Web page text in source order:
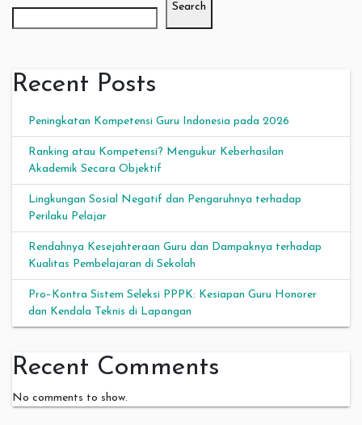
Search
Recent Posts
Peningkatan Kompetensi Guru Indonesia pada 2026
Ranking atau Kompetensi? Mengukur Keberhasilan
Akademik Secara Objektif
Lingkungan Sosial Negatif dan Pengaruhnya terhadap
Perilaku Pelajar
Rendahnya Kesejahteraan Guru dan Dampaknya terhadap
Kualitas Pembelajaran di Sekolah
Pro–Kontra Sistem Seleksi PPPK: Kesiapan Guru Honorer
dan Kendala Teknis di Lapangan
Recent Comments
No comments to show.